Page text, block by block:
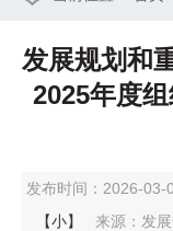
发展规划和
2025年度
发布时间：2026-03-
【小】
来源：发